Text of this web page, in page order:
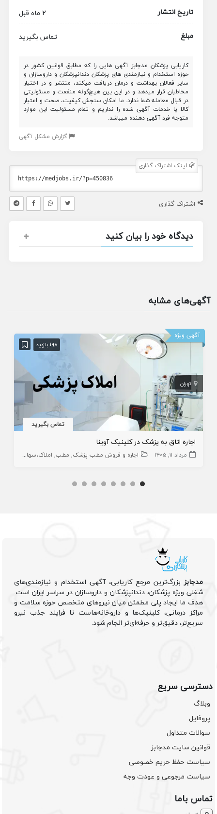
تاریخ انتشار
2 ماه قبل
مبلغ
تماس بگیرید
کاریابی پزشکان مدجابز آگهی هایی را که مطابق قوانین کشور در
حوزه استخدام و نیازمندی های پزشکان دندانپزشکان و داروسازان و
سایر فعالان بهداشت و درمان دریافت میکند، منتشر و در اختیار
مخاطبان قرار میدهد و در این بین هیچ‌گونه منفعت و مسئولیتی
در قبال معامله شما ندارد. ما امکان سنجش کیفیت، صحت و اعتبار
کالا یا خدمات آگهی شده را نداریم و تمام مسئولیت این موارد
متوجه فرد آگهی دهنده میباشد.
گزارش مشکل آگهی
لینک اشتراک گذاری
اشتراک گذاری
دیدگاه خود را بیان کنید
آگهی‌های مشابه
آگهی ویژه
198 بازدید
تهران
تماس بگیرید
اجاره اتاق به پزشک در کلینیک آوینا
مرداد ۱۱, ۱۴۰۵ اجاره و فروش مطب پزشک مطب املاک،سهام و امتیاز
مدجابزبزرگ‌ترین مرجع کاریابی، آگهی استخدام و نیازمندی‌های
شغلی ویژه پزشکان، دندانپزشکان و داروسازان در سراسر ایران است.
هدف ما ایجاد پلی مطمئن میان نیروهای متخصص حوزه سلامت و
مراکز درمانی، کلینیک‌ها و داروخانه‌هاست تا فرایند جذب نیرو
سریع‌تر، دقیق‌تر و حرفه‌ای‌تر انجام شود.
دسترسی سریع
وبلاگ
پروفایل
سوالات متداول
قوانین سایت مدجابز
سیاست حفظ حریم خصوصی
سیاست مرجوعی و عودت وجه
تماس باما